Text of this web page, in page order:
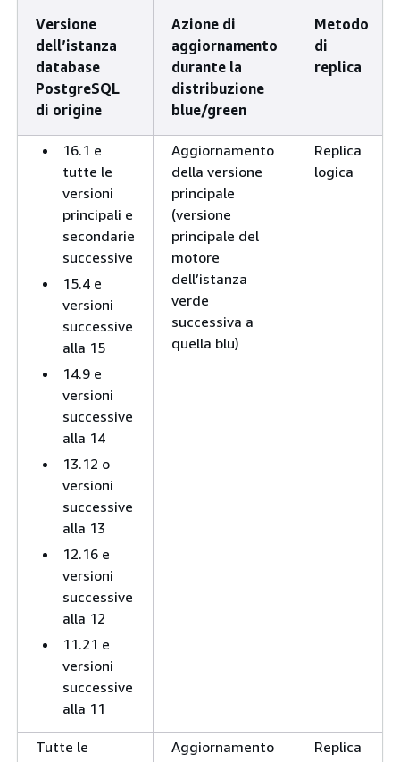
Versione
dell’istanza
database
PostgreSQL
di origine
Azione di
aggiornamento
durante la
distribuzione
blue/green
Metodo
di
replica
16.1 e
tutte le
versioni
principali e
secondarie
successive
15.4 e
versioni
successive
alla 15
14.9 e
versioni
successive
alla 14
13.12 o
versioni
successive
alla 13
12.16 e
versioni
successive
alla 12
11.21 e
versioni
successive
alla 11
Aggiornamento
della versione
principale
(versione
principale del
motore
dell’istanza
verde
successiva a
quella blu)
Replica
logica
Tutte le
Aggiornamento
Replica